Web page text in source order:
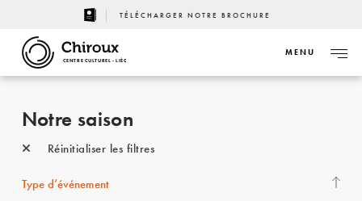
TÉLÉCHARGER NOTRE BROCHURE
CENTRE CULTUREL - LIÈGE
MENU
Notre saison
Réinitialiser les filtres
Type d’événement